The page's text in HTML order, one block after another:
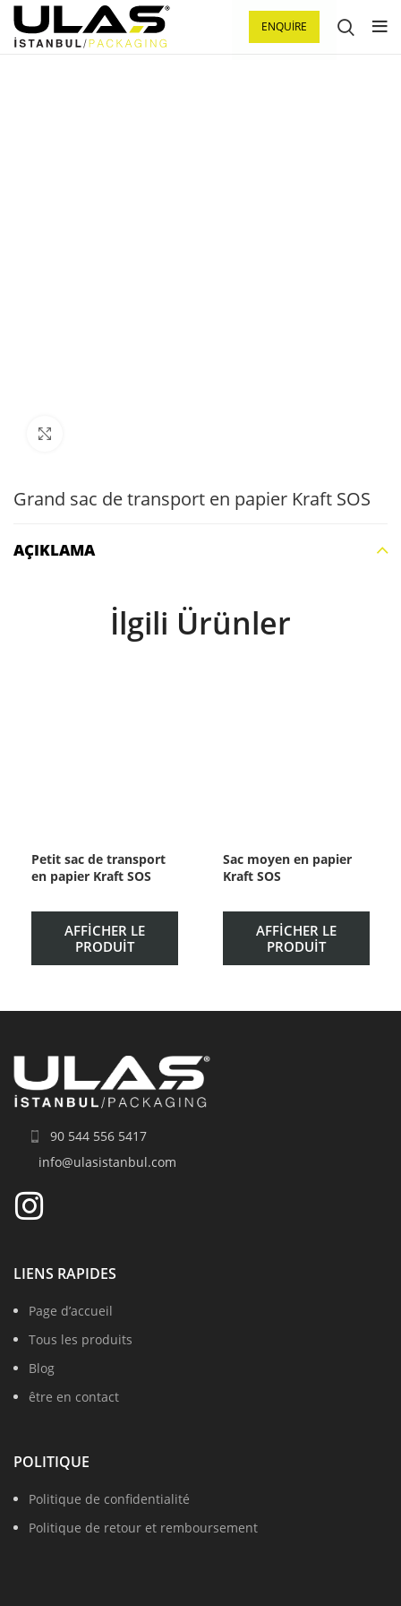
ENQUIRE
Grand sac de transport en papier Kraft SOS
AÇIKLAMA
İlgili Ürünler
Petit sac de transport
en papier Kraft SOS
AFFICHER LE
PRODUIT
Sac moyen en papier
Kraft SOS
AFFICHER LE
PRODUIT
90 544 556 5417
info@ulasistanbul.com
LIENS RAPIDES
Page d’accueil
Tous les produits
Blog
être en contact
POLITIQUE
Politique de confidentialité
Politique de retour et remboursement